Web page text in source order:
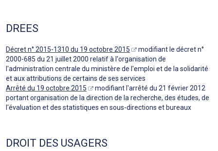
DREES
Décret n° 2015-1310 du 19 octobre 2015
modifiant le décret n°
2000-685 du 21 juillet 2000 relatif à l'organisation de
l'administration centrale du ministère de l'emploi et de la solidarité
et aux attributions de certains de ses services
Arrêté du 19 octobre 2015
modifiant l'arrêté du 21 février 2012
portant organisation de la direction de la recherche, des études, de
l'évaluation et des statistiques en sous-directions et bureaux
DROIT DES USAGERS